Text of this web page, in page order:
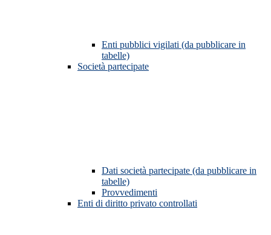
Enti pubblici vigilati (da pubblicare in
tabelle)
Società partecipate
Dati società partecipate (da pubblicare in
tabelle)
Provvedimenti
Enti di diritto privato controllati